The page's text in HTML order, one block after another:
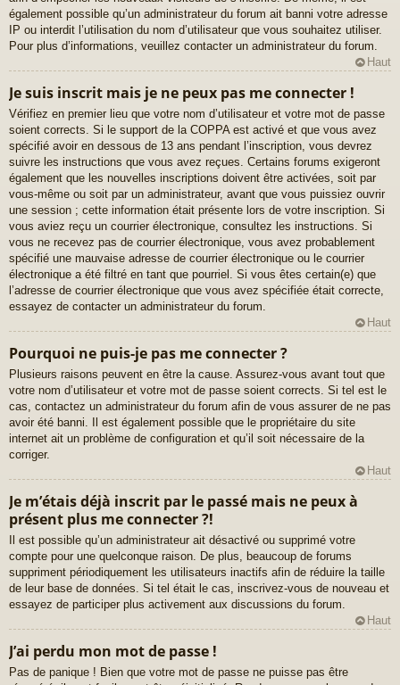
également possible qu’un administrateur du forum ait banni votre adresse
IP ou interdit l’utilisation du nom d’utilisateur que vous souhaitez utiliser.
Pour plus d’informations, veuillez contacter un administrateur du forum.
Haut
Je suis inscrit mais je ne peux pas me connecter !
Vérifiez en premier lieu que votre nom d’utilisateur et votre mot de passe
soient corrects. Si le support de la COPPA est activé et que vous avez
spécifié avoir en dessous de 13 ans pendant l’inscription, vous devrez
suivre les instructions que vous avez reçues. Certains forums exigeront
également que les nouvelles inscriptions doivent être activées, soit par
vous-même ou soit par un administrateur, avant que vous puissiez ouvrir
une session ; cette information était présente lors de votre inscription. Si
vous aviez reçu un courrier électronique, consultez les instructions. Si
vous ne recevez pas de courrier électronique, vous avez probablement
spécifié une mauvaise adresse de courrier électronique ou le courrier
électronique a été filtré en tant que pourriel. Si vous êtes certain(e) que
l’adresse de courrier électronique que vous avez spécifiée était correcte,
essayez de contacter un administrateur du forum.
Haut
Pourquoi ne puis-je pas me connecter ?
Plusieurs raisons peuvent en être la cause. Assurez-vous avant tout que
votre nom d’utilisateur et votre mot de passe soient corrects. Si tel est le
cas, contactez un administrateur du forum afin de vous assurer de ne pas
avoir été banni. Il est également possible que le propriétaire du site
internet ait un problème de configuration et qu’il soit nécessaire de la
corriger.
Haut
Je m’étais déjà inscrit par le passé mais ne peux à
présent plus me connecter ?!
Il est possible qu’un administrateur ait désactivé ou supprimé votre
compte pour une quelconque raison. De plus, beaucoup de forums
suppriment périodiquement les utilisateurs inactifs afin de réduire la taille
de leur base de données. Si tel était le cas, inscrivez-vous de nouveau et
essayez de participer plus activement aux discussions du forum.
Haut
J’ai perdu mon mot de passe !
Pas de panique ! Bien que votre mot de passe ne puisse pas être